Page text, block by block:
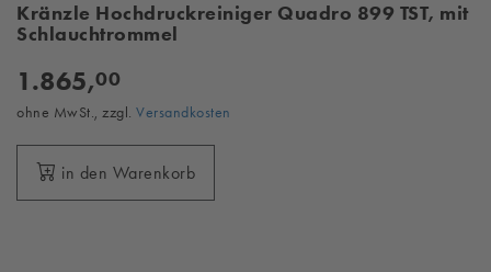
Kränzle Hochdruckreiniger Quadro 899 TST, mit
Schlauchtrommel
1.865,00
ohne MwSt., zzgl. Versandkosten
in den Warenkorb